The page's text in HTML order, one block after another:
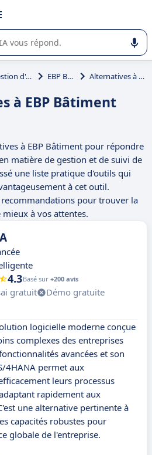
l'utilisation ou la sélection de
Gestion d'entreprise EBP Bâtiment Alternatives à EBP Bâtiment
à EBP Bâtiment
à EBP Bâtiment pour répondre
matière de gestion et de suivi de
une liste pratique d'outils qui
à cet outil.
recommandations pour trouver la
à vos attentes.
4.3Basé sur +200 avis
gratuit
Démo gratuite
logicielle moderne conçue
complexes des entreprises
avancées et son
4HANA permet aux
leurs processus
rapidement aux
une alternative pertinente à
capacités robustes pour
globale de l'entreprise.